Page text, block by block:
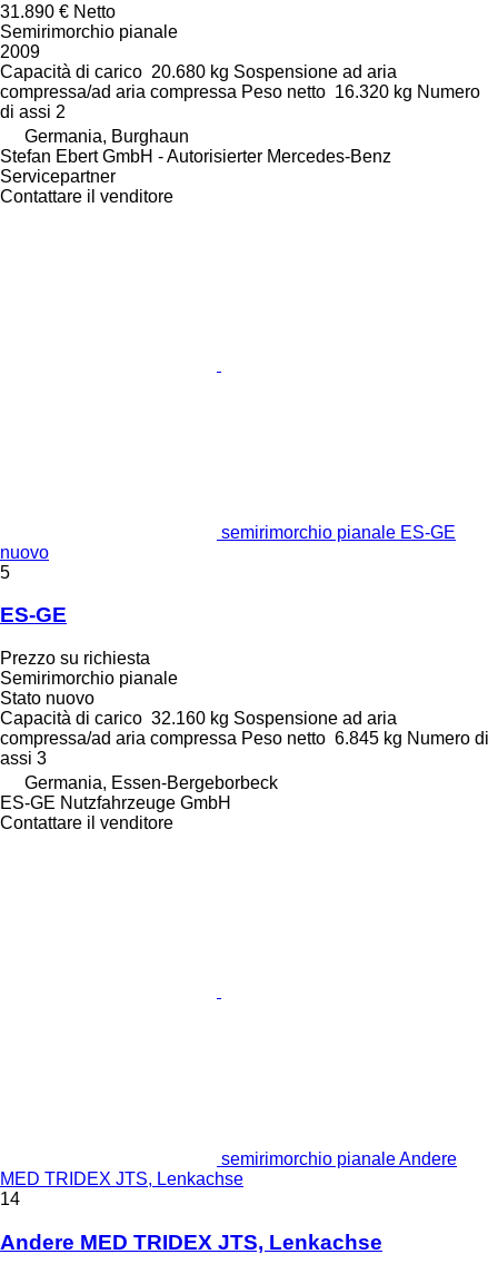
31.890 € Netto
Semirimorchio pianale
2009
Capacità di carico 20.680 kg Sospensione ad aria
compressa/ad aria compressa Peso netto 16.320 kg Numero
di assi 2
Germania, Burghaun
Stefan Ebert GmbH - Autorisierter Mercedes-Benz
Servicepartner
Contattare il venditore
semirimorchio pianale ES-GE
nuovo
5
ES-GE
Prezzo su richiesta
Semirimorchio pianale
Stato nuovo
Capacità di carico 32.160 kg Sospensione ad aria
compressa/ad aria compressa Peso netto 6.845 kg Numero di
assi 3
Germania, Essen-Bergeborbeck
ES-GE Nutzfahrzeuge GmbH
Contattare il venditore
semirimorchio pianale Andere
MED TRIDEX JTS, Lenkachse
14
Andere MED TRIDEX JTS, Lenkachse